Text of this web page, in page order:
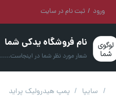
نام فروشگاه یدکی شما
شعار مورد نظر شما در اینجاست.....
ورود / ثبت نام در سایت
حساب کاربری من
تغییر کلمه عبور
سفارشات
خروجسایپا پمپ هیدرولیک پراید